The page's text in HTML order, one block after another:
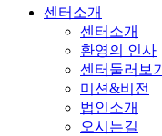
센터소개
센터소개
환영의 인사
센터둘러보기
미션&비전
법인소개
오시는길